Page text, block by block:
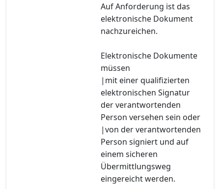
Auf Anforderung ist das
elektronische Dokument
nachzureichen.
Elektronische Dokumente
müssen
|mit einer qualifizierten
elektronischen Signatur
der verantwortenden
Person versehen sein oder
|von der verantwortenden
Person signiert und auf
einem sicheren
Übermittlungsweg
eingereicht werden.